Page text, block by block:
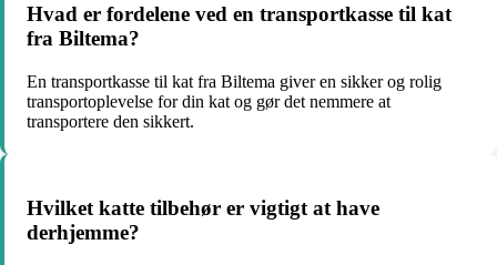
Hvad er fordelene ved en transportkasse til kat
fra Biltema?
En transportkasse til kat fra Biltema giver en sikker og rolig
transportoplevelse for din kat og gør det nemmere at
transportere den sikkert.
Hvilket katte tilbehør er vigtigt at have
derhjemme?